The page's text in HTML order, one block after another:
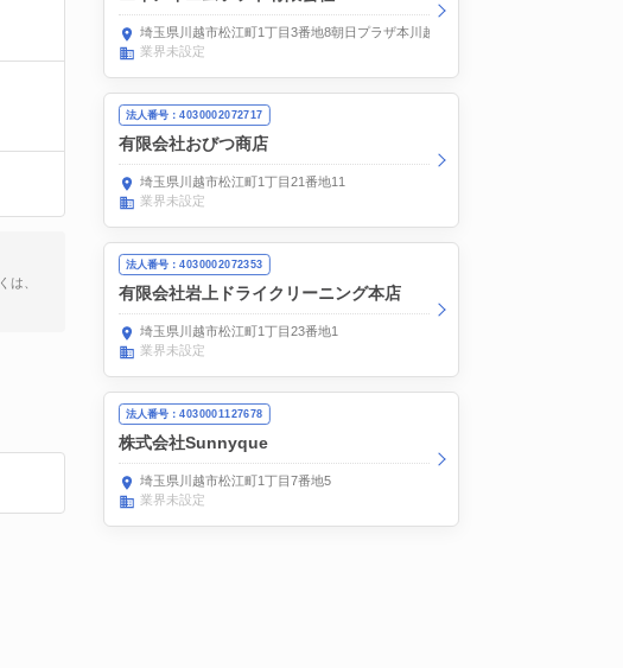
は、
埼玉県川越市松江町1丁目3番地8朝日プラザ本川越602号室
業界未設定
法人番号：4030002072717
有限会社おびつ商店
埼玉県川越市松江町1丁目21番地11
業界未設定
法人番号：4030002072353
有限会社岩上ドライクリーニング本店
埼玉県川越市松江町1丁目23番地1
業界未設定
法人番号：4030001127678
株式会社Sunnyque
埼玉県川越市松江町1丁目7番地5
業界未設定